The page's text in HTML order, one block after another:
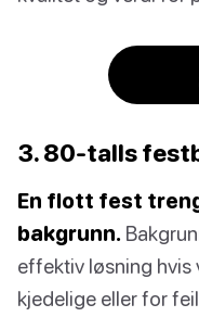
3. 80-talls
En flott fest
bakgrunn.
effektiv løsning
kjedelige eller for